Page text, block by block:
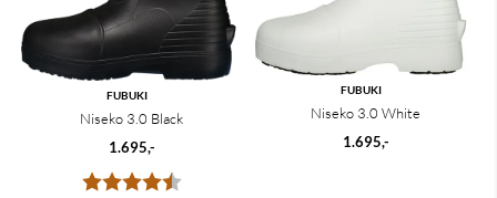
Karakter: 4.5 av 5 mulige
FUBUKI
Niseko 3.0 Black
1.695,-
FUBUKI
Niseko 3.0 White
1.695,-